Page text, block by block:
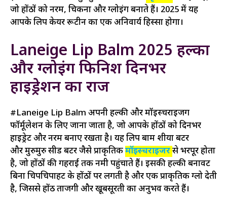
जो होंठों को नरम, चिकना और ग्लोइंग बनाते हैं। 2025 में यह
आपके लिप केयर रूटीन का एक अनिवार्य हिस्सा होगा।
Laneige Lip Balm 2025 हल्का
और ग्लोइंग फिनिश दिनभर
हाइड्रेशन का राज
#Laneige Lip Balm अपनी हल्की और मॉइस्चराइजिंग
फॉर्मूलेशन के लिए जाना जाता है, जो आपके होंठों को दिनभर
हाइड्रेट और नरम बनाए रखता है। यह लिप बाम शीया बटर
और मुरुमुरु सीड बटर जैसे प्राकृतिकमॉइस्चराइजरसे भरपूर होता
है, जो होंठों की गहराई तक नमी पहुंचाते हैं। इसकी हल्की बनावट
बिना चिपचिपाहट के होंठों पर लगती है और एक प्राकृतिक ग्लो देती
है, जिससे होंठ ताजगी और खूबसूरती का अनुभव करते हैं।